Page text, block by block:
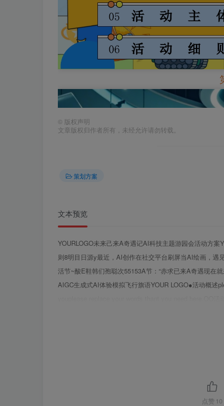
© 版权声明
文章版权归作者所有，未经允许请勿转载。
策划方案
文本预览
YOURLOGO未来己来A奇遇记AI科技主题游园会活动方
则8明目日源y最近，AI创作在社交平台刷屏当AI绘画，遇
活节~酸E鞋韩们孢聪次55153A节：“赤求已来A奇遇现在
AIGC生成式AI体验模拟飞行旗语YOUR LOGO●活动概述
youplease replace your words thant you need here.OO
点赞 10